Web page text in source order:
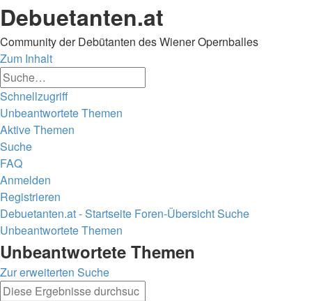
Debuetanten.at
Community der Debütanten des Wiener Opernballes
Zum Inhalt
Schnellzugriff
Unbeantwortete Themen
Aktive Themen
Suche
FAQ
Anmelden
Registrieren
Debuetanten.at - Startseite Foren-ÜbersichtSuche
Unbeantwortete Themen
Suche
Unbeantwortete Themen
Zur erweiterten Suche